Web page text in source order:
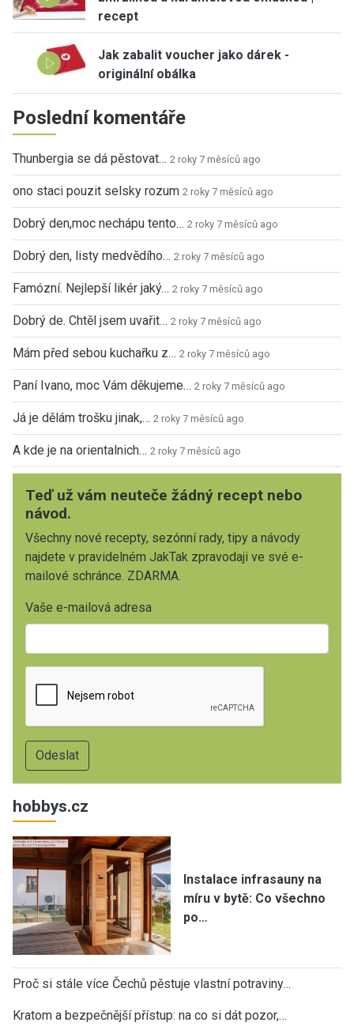
recept
Jak zabalit voucher jako dárek -
originální obálka
Poslední komentáře
Thunbergia se dá pěstovat… 2 roky 7 měsíců ago
ono staci pouzit selsky rozum 2 roky 7 měsíců ago
Dobrý den,moc nechápu tento… 2 roky 7 měsíců ago
Dobrý den, listy medvědího… 2 roky 7 měsíců ago
Famózní. Nejlepší likér jaký… 2 roky 7 měsíců ago
Dobrý de. Chtěl jsem uvařit… 2 roky 7 měsíců ago
Mám před sebou kuchařku z… 2 roky 7 měsíců ago
Paní Ivano, moc Vám děkujeme… 2 roky 7 měsíců ago
Já je dělám trošku jinak,… 2 roky 7 měsíců ago
A kde je na orientalnich… 2 roky 7 měsíců ago
Teď už vám neuteče žádný recept nebo
návod.
Všechny nové recepty, sezónní rady, tipy a návody
najdete v pravidelném JakTak zpravodaji ve své e-
mailové schránce. ZDARMA.
Vaše e-mailová adresa
hobbys.cz
Instalace infrasauny na
míru v bytě: Co všechno
po…
Proč si stále více Čechů pěstuje vlastní potraviny…
Kratom a bezpečnější přístup: na co si dát pozor,…